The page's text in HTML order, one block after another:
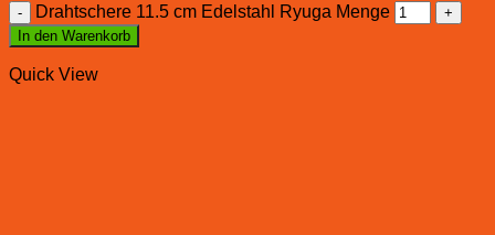
Drahtschere 11.5 cm Edelstahl Ryuga Menge
In den Warenkorb
Quick View